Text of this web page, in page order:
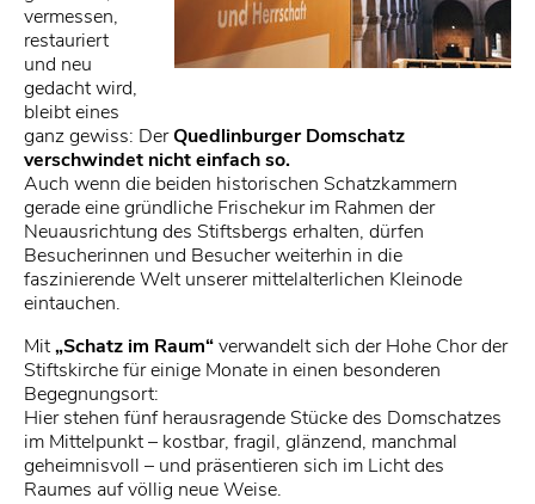
vermessen,
restauriert
und neu
gedacht wird,
bleibt eines
ganz gewiss: DerQuedlinburger Domschatz
verschwindet nicht einfach so.
Auch wenn die beiden historischen Schatzkammern
gerade eine gründliche Frischekur im Rahmen der
Neuausrichtung des Stiftsbergs erhalten, dürfen
Besucherinnen und Besucher weiterhin in die
faszinierende Welt unserer mittelalterlichen Kleinode
eintauchen.
Mit„Schatz im Raum“verwandelt sich der Hohe Chor der
Stiftskirche für einige Monate in einen besonderen
Begegnungsort:
Hier stehen fünf herausragende Stücke des Domschatzes
im Mittelpunkt – kostbar, fragil, glänzend, manchmal
geheimnisvoll – und präsentieren sich im Licht des
Raumes auf völlig neue Weise.